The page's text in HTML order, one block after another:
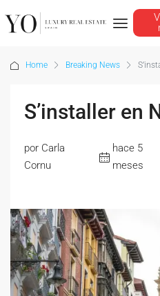
Home Breaking News
S’installer en
por Carla
Cornu
hace 5
meses